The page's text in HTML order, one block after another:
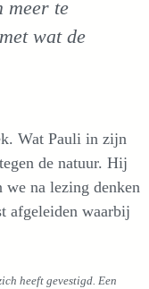
meer te
wat de
Wat Pauli in zijn
de natuur. Hij
na lezing denken
afgeleiden waarbij
heeft gevestigd. Een